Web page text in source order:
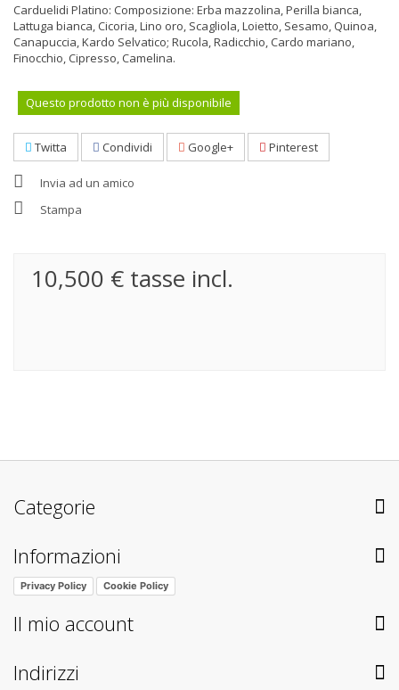
Carduelidi Platino: Composizione: Erba mazzolina, Perilla bianca,
Lattuga bianca, Cicoria, Lino oro, Scagliola, Loietto, Sesamo, Quinoa,
Canapuccia, Kardo Selvatico; Rucola, Radicchio, Cardo mariano,
Finocchio, Cipresso, Camelina.
Questo prodotto non è più disponibile
Twitta Condividi Google+ Pinterest
Invia ad un amico
Stampa
10,500 € tasse incl.
Categorie
Informazioni
Privacy Policy Cookie Policy
Il mio account
Indirizzi